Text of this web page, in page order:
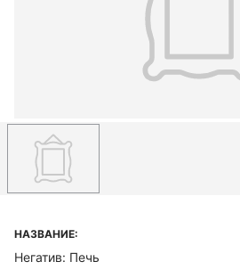
НАЗВАНИЕ:
Негатив: Печь